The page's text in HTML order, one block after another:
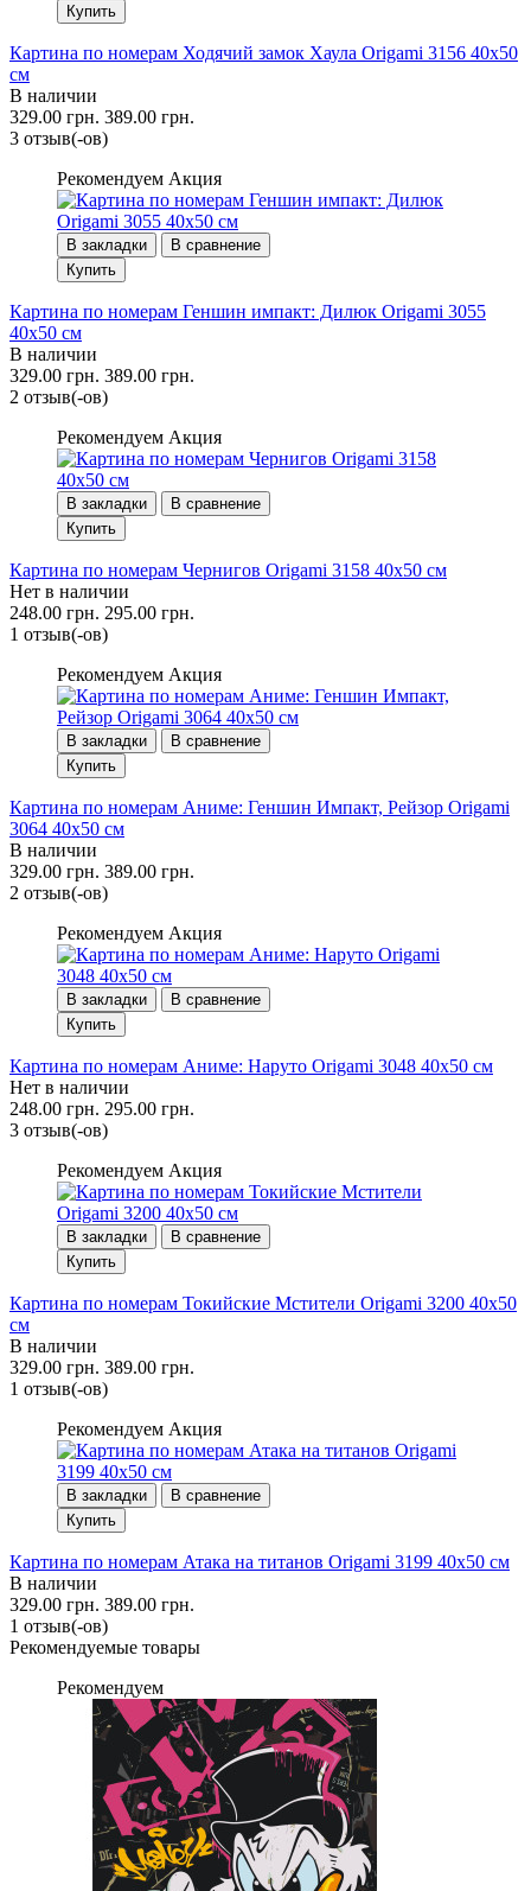
Купить
Картина по номерам Ходячий замок Хаула Origami 3156 40x50
см
В наличии
329.00 грн. 389.00 грн.
3 отзыв(-ов)
Рекомендуем Акция
В закладки
В сравнение
Купить
Картина по номерам Геншин импакт: Дилюк Origami 3055
40x50 см
В наличии
329.00 грн. 389.00 грн.
2 отзыв(-ов)
Рекомендуем Акция
В закладки
В сравнение
Купить
Картина по номерам Чернигов Origami 3158 40x50 см
Нет в наличии
248.00 грн. 295.00 грн.
1 отзыв(-ов)
Рекомендуем Акция
В закладки
В сравнение
Купить
Картина по номерам Аниме: Геншин Импакт, Рейзор Origami
3064 40x50 см
В наличии
329.00 грн. 389.00 грн.
2 отзыв(-ов)
Рекомендуем Акция
В закладки
В сравнение
Купить
Картина по номерам Аниме: Наруто Origami 3048 40x50 см
Нет в наличии
248.00 грн. 295.00 грн.
3 отзыв(-ов)
Рекомендуем Акция
В закладки
В сравнение
Купить
Картина по номерам Токийские Мстители Origami 3200 40x50
см
В наличии
329.00 грн. 389.00 грн.
1 отзыв(-ов)
Рекомендуем Акция
В закладки
В сравнение
Купить
Картина по номерам Атака на титанов Origami 3199 40x50 см
В наличии
329.00 грн. 389.00 грн.
1 отзыв(-ов)
Рекомендуемые товары
Рекомендуем